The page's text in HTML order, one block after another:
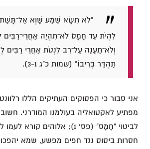
"לֹא תִשָּׂא שֵׁמַע שָׁוְא אַל־תָּשֶׁת
לִהְיֹת עֵד חָמָס׃ לֹא־תִהְיֶה אַחֲרֵי־רַבִּים
וְלֹא־תַעֲנֶה עַל־רִב לִנְטֹת אַחֲרֵי רַבִּים
תֶהְדַּר בְּרִיבוֹ" (שמות כ"ג 3-1).
אני סבור כי הפסוקים העתיקים הללו
מפתיע לאקטואליה בעולמנו המודרני.
לביטוי "חָמָס" (פס' 1); אלוהים
חסרות ביסוס נגד חפים מפשע, שמא